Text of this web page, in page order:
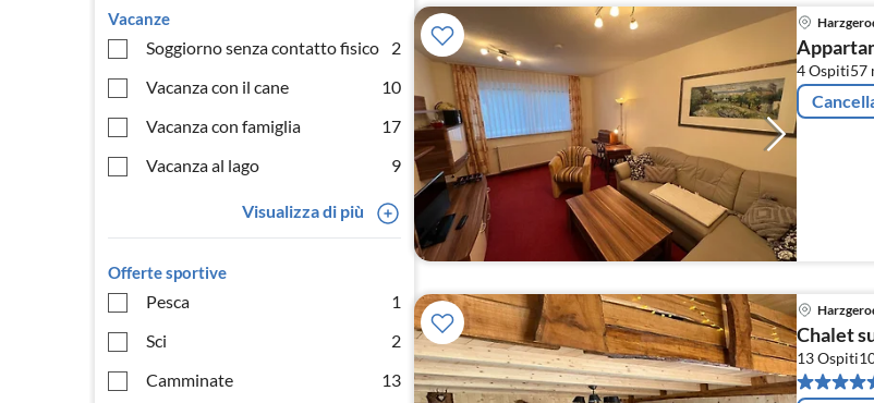
Vacanze
Soggiorno senza contatto fisico
2
Vacanza con il cane
10
Vacanza con famiglia
17
Vacanza al lago
9
Visualizza di più
Offerte sportive
Pesca
1
Sci
2
Camminate
13
4 Ospiti57
Chalet
13 Ospiti